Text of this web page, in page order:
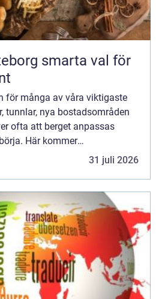
val för
för många av våra viktigaste
tunnlar, nya bostadsområden
ofta att berget anpassas
Här kommer
en avgörande metod. Rätt
31 juli 2026